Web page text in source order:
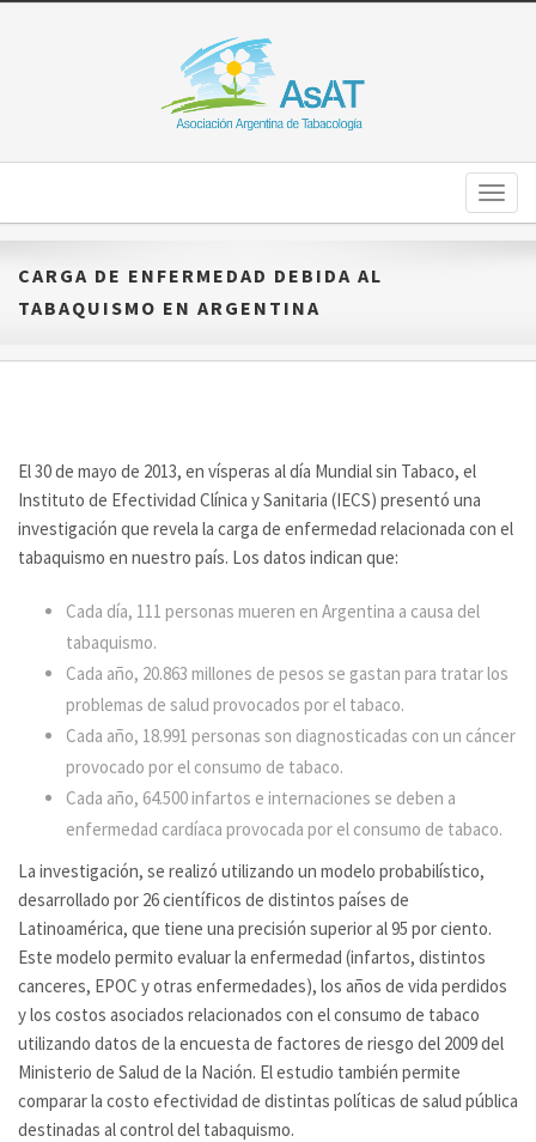
CARGA DE ENFERMEDAD DEBIDA AL
TABAQUISMO EN ARGENTINA
El 30 de mayo de 2013, en vísperas al día Mundial sin Tabaco, el
Instituto de Efectividad Clínica y Sanitaria (IECS) presentó una
investigación que revela la carga de enfermedad relacionada con el
tabaquismo en nuestro país. Los datos indican que:
Cada día, 111 personas mueren en Argentina a causa del
tabaquismo.
Cada año, 20.863 millones de pesos se gastan para tratar los
problemas de salud provocados por el tabaco.
Cada año, 18.991 personas son diagnosticadas con un cáncer
provocado por el consumo de tabaco.
Cada año, 64.500 infartos e internaciones se deben a
enfermedad cardíaca provocada por el consumo de tabaco.
La investigación, se realizó utilizando un modelo probabilístico,
desarrollado por 26 científicos de distintos países de
Latinoamérica, que tiene una precisión superior al 95 por ciento.
Este modelo permito evaluar la enfermedad (infartos, distintos
canceres, EPOC y otras enfermedades), los años de vida perdidos
y los costos asociados relacionados con el consumo de tabaco
utilizando datos de la encuesta de factores de riesgo del 2009 del
Ministerio de Salud de la Nación. El estudio también permite
comparar la costo efectividad de distintas políticas de salud pública
destinadas al control del tabaquismo.